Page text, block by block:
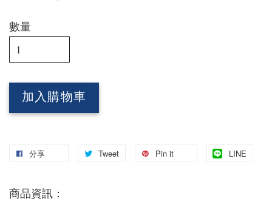
數量
加入購物車
分享 Tweet Pin it LINE
商品資訊：